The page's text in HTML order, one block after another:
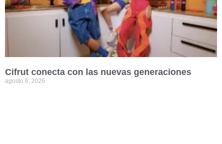
Cifrut conecta con las nuevas generaciones
agosto 6, 2026